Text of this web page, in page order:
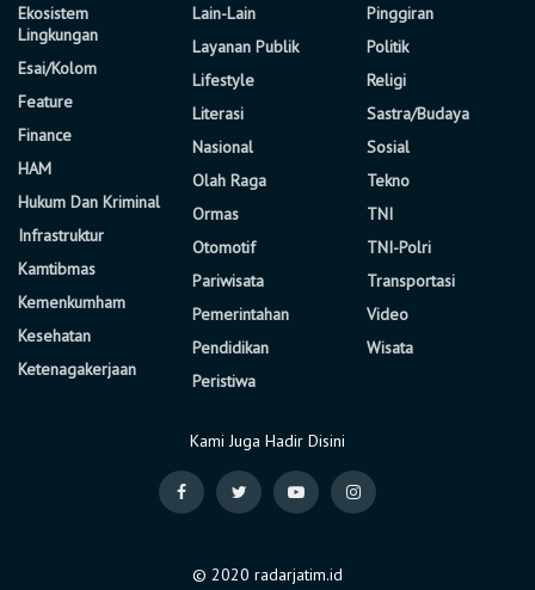
Ekosistem
Lingkungan
Esai/Kolom
Feature
Finance
HAM
Hukum Dan Kriminal
Infrastruktur
Kamtibmas
Kemenkumham
Kesehatan
Ketenagakerjaan
Lain-Lain
Layanan Publik
Lifestyle
Literasi
Nasional
Olah Raga
Ormas
Otomotif
Pariwisata
Pemerintahan
Pendidikan
Peristiwa
Pinggiran
Politik
Religi
Sastra/Budaya
Sosial
Tekno
TNI
TNI-Polri
Transportasi
Video
Wisata
Kami Juga Hadir Disini
© 2020 radarjatim.id